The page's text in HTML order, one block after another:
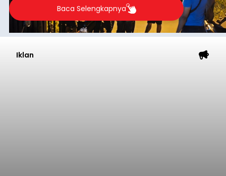
Baca Selengkapnya
Iklan